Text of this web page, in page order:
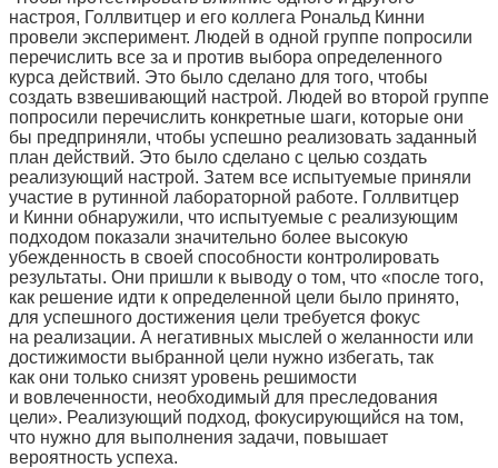
настроя, Голлвитцер и его коллега Рональд Кинни
провели эксперимент. Людей в одной группе попросили
перечислить все за и против выбора определенного
курса действий. Это было сделано для того, чтобы
создать взвешивающий настрой. Людей во второй группе
попросили перечислить конкретные шаги, которые они
бы предприняли, чтобы успешно реализовать заданный
план действий. Это было сделано с целью создать
реализующий настрой. Затем все испытуемые приняли
участие в рутинной лабораторной работе. Голлвитцер
и Кинни обнаружили, что испытуемые с реализующим
подходом показали значительно более высокую
убежденность в своей способности контролировать
результаты. Они пришли к выводу о том, что «после того,
как решение идти к определенной цели было принято,
для успешного достижения цели требуется фокус
на реализации. А негативных мыслей о желанности или
достижимости выбранной цели нужно избегать, так
как они только снизят уровень решимости
и вовлеченности, необходимый для преследования
цели». Реализующий подход, фокусирующийся на том,
что нужно для выполнения задачи, повышает
вероятность успеха.